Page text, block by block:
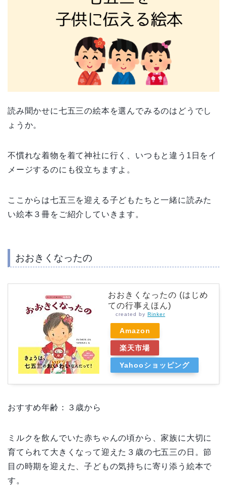
読み聞かせに七五三の絵本を選んでみるのはどうでし
ょうか。
不慣れな着物を着て神社に行く、いつもと違う 1 日をイ
メージするのにも役立ちますよ。
ここからは七五三を迎える子どもたちと一緒に読みた
い絵本３冊をご紹介していきます。
おおきくなったの
おおきくなったの (はじめ
ての行事えほん)
created by Rinker
Amazon
楽天市場
Yahooショッピング
おすすめ年齢：３歳から
ミルクを飲んでいた赤ちゃんの頃から、家族に大切に
育てられて大きくなって迎えた３歳の七五三の日。節
目の時期を迎えた、子どもの気持ちに寄り添う絵本で
す。